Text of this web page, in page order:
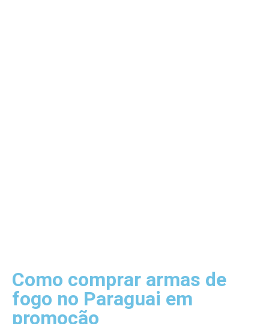
Como comprar armas de
fogo no Paraguai em
promoção